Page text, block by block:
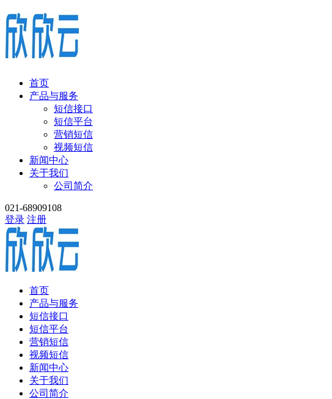
首页
产品与服务
短信接口
短信平台
营销短信
视频短信
新闻中心
关于我们
公司简介
021-68909108
登录 注册
首页
产品与服务
短信接口
短信平台
营销短信
视频短信
新闻中心
关于我们
公司简介